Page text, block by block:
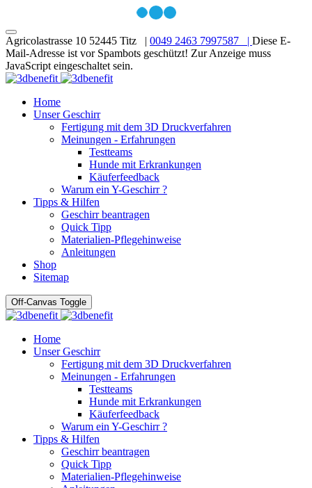
Agricolastrasse 10 52445 Titz | 0049 2463 7997587 | Diese E-
Mail-Adresse ist vor Spambots geschützt! Zur Anzeige muss
JavaScript eingeschaltet sein.
Home
Unser Geschirr
Fertigung mit dem 3D Druckverfahren
Meinungen - Erfahrungen
Testteams
Hunde mit Erkrankungen
Käuferfeedback
Warum ein Y-Geschirr ?
Tipps & Hilfen
Geschirr beantragen
Quick Tipp
Materialien-Pflegehinweise
Anleitungen
Shop
Sitemap
Off-Canvas Toggle
Home
Unser Geschirr
Fertigung mit dem 3D Druckverfahren
Meinungen - Erfahrungen
Testteams
Hunde mit Erkrankungen
Käuferfeedback
Warum ein Y-Geschirr ?
Tipps & Hilfen
Geschirr beantragen
Quick Tipp
Materialien-Pflegehinweise